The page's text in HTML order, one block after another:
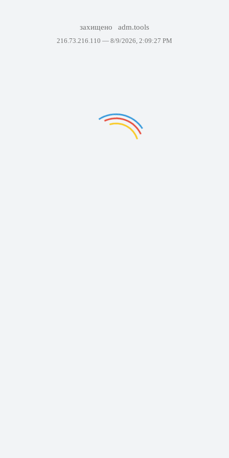
захищено adm.tools
216.73.216.110 — 8/9/2026, 2:09:27 PM